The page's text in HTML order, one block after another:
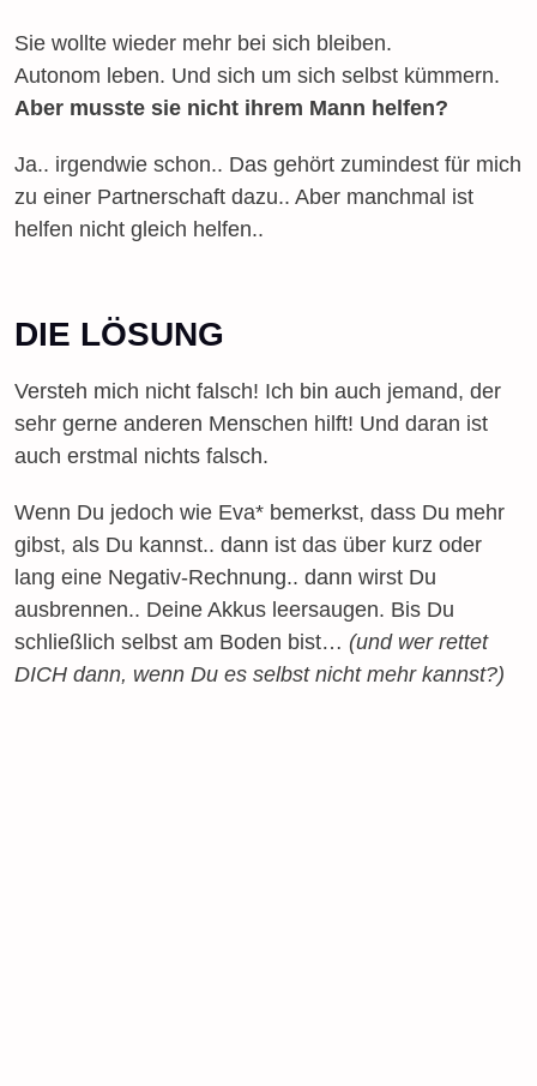
Sie wollte wieder mehr bei sich bleiben.
Autonom leben. Und sich um sich selbst kümmern.
Aber musste sie nicht ihrem Mann helfen?
Ja.. irgendwie schon.. Das gehört zumindest für mich
zu einer Partnerschaft dazu.. Aber manchmal ist
helfen nicht gleich helfen..
DIE LÖSUNG
Versteh mich nicht falsch! Ich bin auch jemand, der
sehr gerne anderen Menschen hilft! Und daran ist
auch erstmal nichts falsch.
Wenn Du jedoch wie Eva* bemerkst, dass Du mehr
gibst, als Du kannst.. dann ist das über kurz oder
lang eine Negativ-Rechnung.. dann wirst Du
ausbrennen.. Deine Akkus leersaugen. Bis Du
schließlich selbst am Boden bist… (und wer rettet
DICH dann, wenn Du es selbst nicht mehr kannst?)